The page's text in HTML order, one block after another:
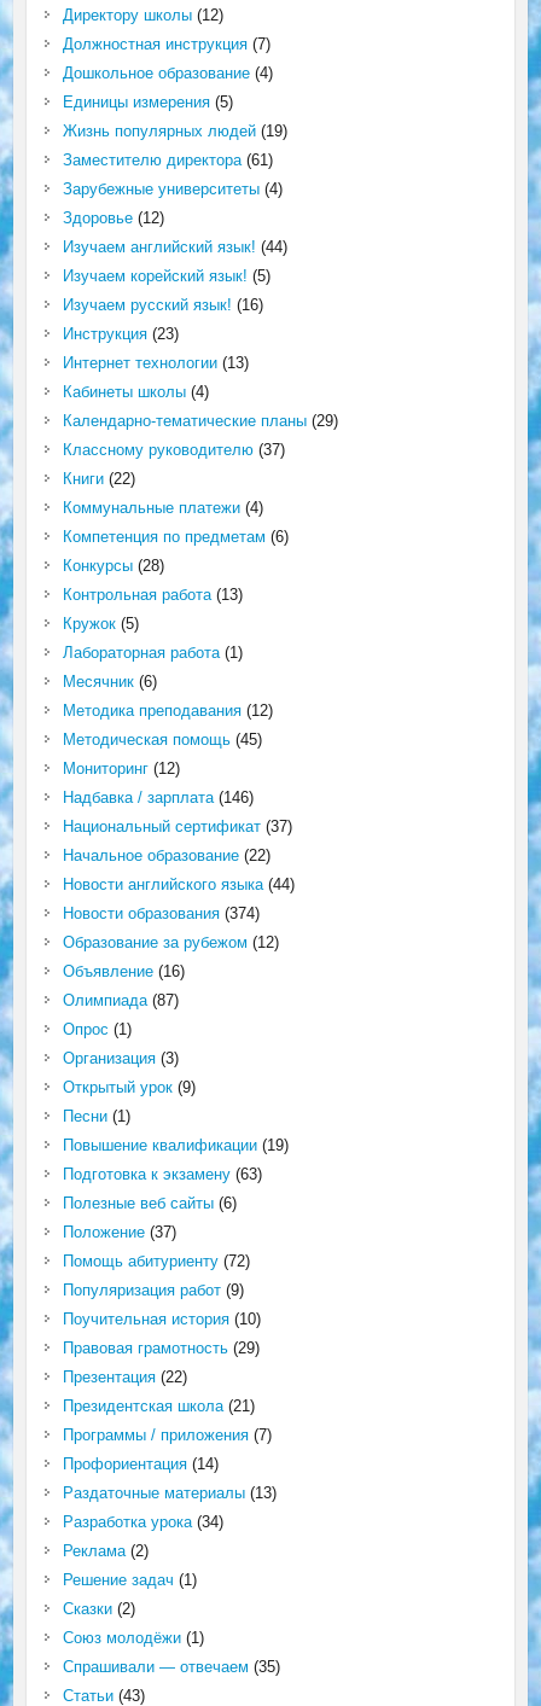
Директору школы(12)
Должностная инструкция(7)
Дошкольное образование(4)
Единицы измерения(5)
Жизнь популярных людей(19)
Заместителю директора(61)
Зарубежные университеты(4)
Здоровье(12)
Изучаем английский язык! (44)
Изучаем корейский язык! (5)
Изучаем русский язык! (16)
Инструкция(23)
Интернет технологии(13)
Кабинеты школы(4)
Календарно-тематические планы(29)
Классному руководителю(37)
Книги(22)
Коммунальные платежи(4)
Компетенция по предметам (6)
Конкурсы(28)
Контрольная работа(13)
Кружок(5)
Лабораторная работа(1)
Месячник(6)
Методика преподавания(12)
Методическая помощь(45)
Мониторинг(12)
Надбавка / зарплата(146)
Национальный сертификат(37)
Начальное образование(22)
Новости английского языка(44)
Новости образования(374)
Образование за рубежом (12)
Объявление(16)
Олимпиада(87)
Опрос (1)
Организация(3)
Открытый урок(9)
Песни(1)
Повышение квалификации(19)
Подготовка к экзамену(63)
Полезные веб сайты(6)
Положение(37)
Помощь абитуриенту(72)
Популяризация работ(9)
Поучительная история(10)
Правовая грамотность(29)
Презентация(22)
Президентская школа(21)
Программы / приложения(7)
Профориентация(14)
Раздаточные материалы(13)
Разработка урока(34)
Реклама(2)
Решение задач (1)
Сказки(2)
Союз молодёжи(1)
Спрашивали — отвечаем (35)
Статьи(43)